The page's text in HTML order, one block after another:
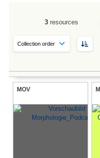
3 resources
MOV